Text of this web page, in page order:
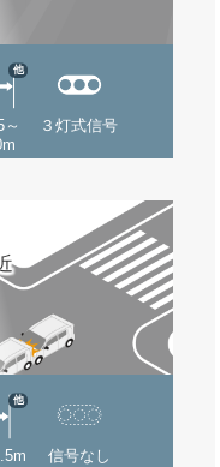
他
３灯式信号
他
信号なし